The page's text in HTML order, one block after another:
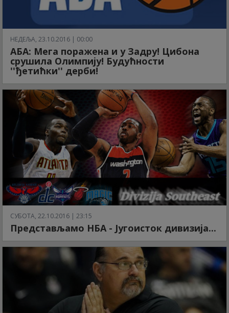
НЕДЕЉА, 23.10.2016 | 00:00
АБА: Мега поражена и у Задру! Цибона
срушила Олимпију! Будућности
''ђетићки'' дерби!
СУБОТА, 22.10.2016 | 23:15
Представљамо НБА - Југоисток дивизија...